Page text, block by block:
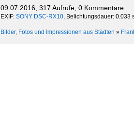
09.07.2016, 317 Aufrufe, 0 Kommentare
EXIF: SONY DSC-RX10, Belichtungsdauer: 0.033
Bilder, Fotos und Impressionen aus Städten »